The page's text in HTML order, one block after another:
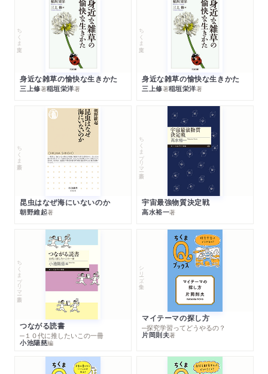
ちくま文庫
身近な雑草の愉快な生きかた
三上修著稲垣栄洋著
ちくま文庫
身近な雑草の愉快な生きかた
三上修著稲垣栄洋著
ちくま新書
昆虫はなぜ海にいないのか
朝野維起著
ちくまプリマー新書
宇宙最強物質決定戦
高水裕一著
ちくまプリマー新書
つながる読書
─１０代に推したいこの一冊
小池陽慈編
シリーズ・全集
マイテーマの探し方
─探究学習ってどうやるの？
片岡則夫著